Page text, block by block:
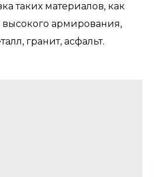
таких материалов, как
высокого армирования,
гранит, асфальт.